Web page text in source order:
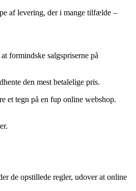
af levering, der i mange tilfælde –
formindske salgspriserne på
den mest betalelige pris.
et tegn på en fup online webshop.
de opstillede regler, udover at online